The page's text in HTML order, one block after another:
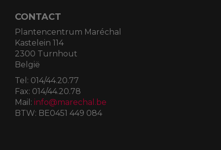
CONTACT
Plantencentrum Maréchal
Kastelein 114
2300 Turnhout
België
Tel: 014/44.20.77
Fax: 014/44.20.78
Mail: info@marechal.be
BTW: BE0451 449 084